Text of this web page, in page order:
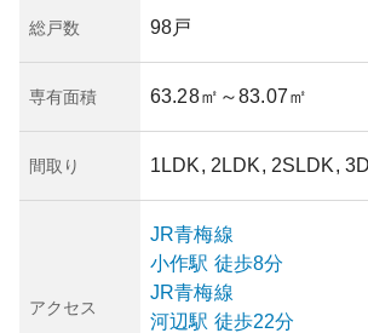
総戸数 98戸
専有面積 63.28㎡ ～83.07㎡
間取り 1LDK, 2LDK, 2SLDK,
アクセス
JR青梅線
小作駅 徒歩8分
JR青梅線
河辺駅 徒歩22分